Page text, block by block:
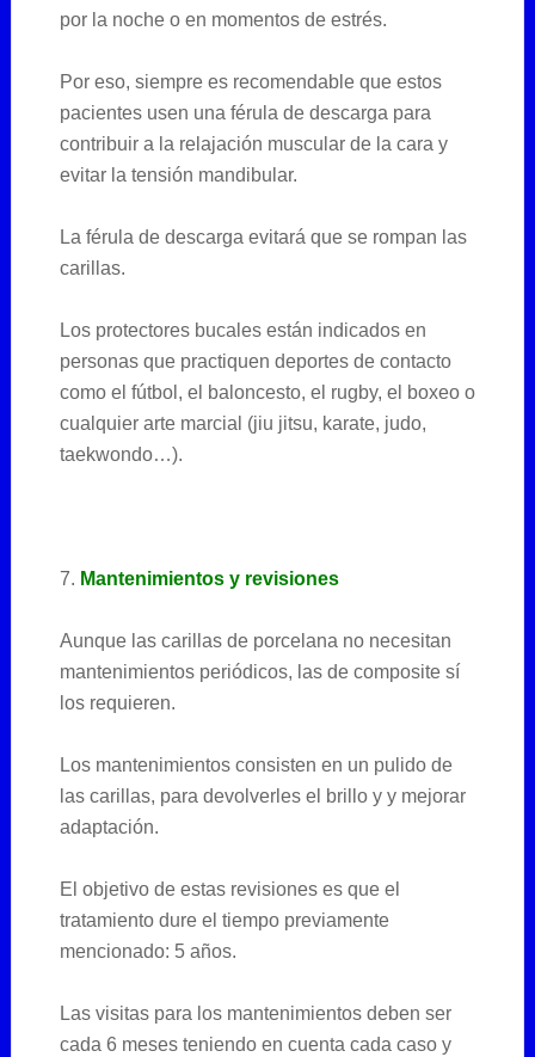
por la noche o en momentos de estrés.
Por eso, siempre es recomendable que estos
pacientes usen una férula de descarga para
contribuir a la relajación muscular de la cara y
evitar la tensión mandibular.
La férula de descarga evitará que se rompan las
carillas.
Los protectores bucales están indicados en
personas que practiquen deportes de contacto
como el fútbol, el baloncesto, el rugby, el boxeo o
cualquier arte marcial (jiu jitsu, karate, judo,
taekwondo…).
7. Mantenimientos y revisiones
Aunque las carillas de porcelana no necesitan
mantenimientos periódicos, las de composite sí
los requieren.
Los mantenimientos consisten en un pulido de
las carillas, para devolverles el brillo y y mejorar
adaptación.
El objetivo de estas revisiones es que el
tratamiento dure el tiempo previamente
mencionado: 5 años.
Las visitas para los mantenimientos deben ser
cada 6 meses teniendo en cuenta cada caso y